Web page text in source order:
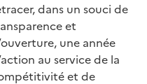
dans un souci de
et
une année
au service de la
et de